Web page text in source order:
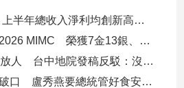
星展集團Q2淨利、上半年總收入淨利均創新高 股東權益報酬率17.5%
臺灣數學小將揚名2026 MIMC​ 榮獲7金13銀、13銅1佳作
吳乃仁管收12天就放人 台中地院發稿反駁：沒有司法雙標
賴總統批台中食安破口 盧秀燕要總統管好食安 蔣萬安搬2014「食安即國安」打臉